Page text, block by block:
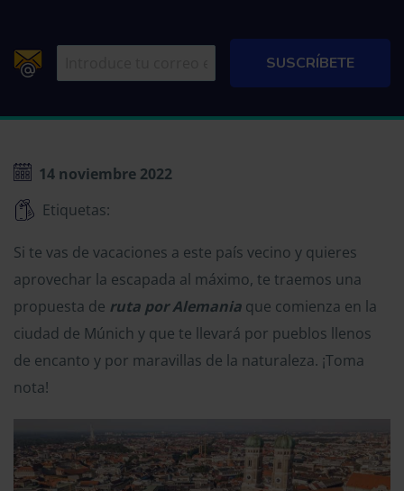
14 noviembre 2022
Etiquetas:
Si te vas de vacaciones a este país vecino y quieres
aprovechar la escapada al máximo, te traemos una
propuesta de ruta por Alemania que comienza en la
ciudad de Múnich y que te llevará por pueblos llenos
de encanto y por maravillas de la naturaleza. ¡Toma
nota!